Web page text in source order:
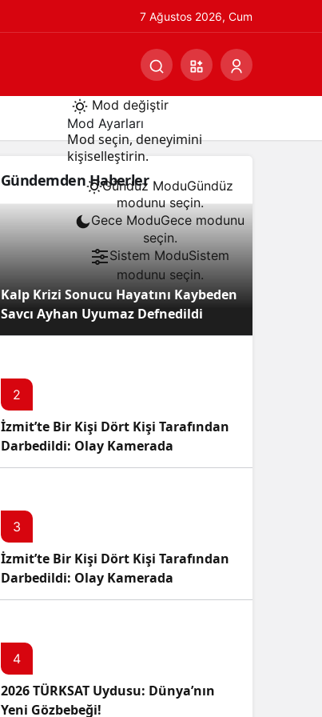
7 Ağustos 2026, Cum
Mod değiştir
Mod Ayarları
Mod seçin, deneyimini
kişiselleştirin.
Gündüz ModuGündüz
modunu seçin.
Gece ModuGece modunu
seçin.
Sistem ModuSistem
modunu seçin.
Gündemden Haberler
Kalp Krizi Sonucu Hayatını Kaybeden
Savcı Ayhan Uyumaz Defnedildi
2
İzmit’te Bir Kişi Dört Kişi Tarafından
Darbedildi: Olay Kamerada
3
İzmit’te Bir Kişi Dört Kişi Tarafından
Darbedildi: Olay Kamerada
4
2026 TÜRKSAT Uydusu: Dünya’nın
Yeni Gözbebeği!